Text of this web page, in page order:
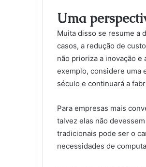
Uma
Muita disso se resume a
casos, a redução de
não prioriza a inovação
exemplo, considere uma
século e continuará a
Para empresas mais
talvez elas não
tradicionais pode ser o
necessidades de